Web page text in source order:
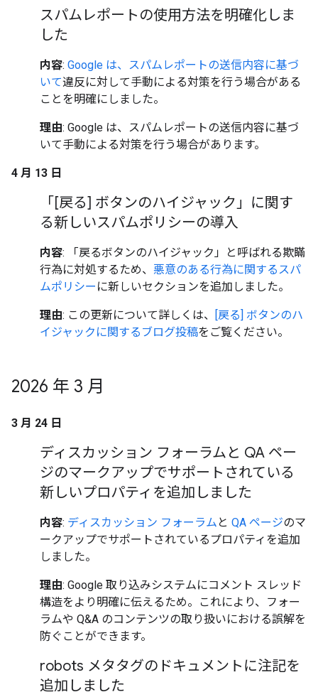
スパムレポートの使用方法を明確化しま
した
内容: Google は、スパムレポートの送信内容に基づ
いて違反に対して手動による対策を行う場合がある
ことを明確にしました。
理由: Google は、スパムレポートの送信内容に基づ
いて手動による対策を行う場合があります。
4 月 13 日
「[戻る] ボタンのハイジャック」に関す
る新しいスパムポリシーの導入
内容: 「戻るボタンのハイジャック」と呼ばれる欺瞞
行為に対処するため、 悪意のある行為に関するスパ
ムポリシー に新しいセクションを追加しました。
理由: この更新について詳しくは、
[戻る] ボタンのハ
イジャックに関するブログ投稿をご覧ください。
2026 年 3 月
3 月 24 日
ディスカッション フォーラムと QA ペー
ジのマークアップでサポートされている
新しいプロパティを追加しました
内容: ディスカッション フォーラム と QA ページのマ
ークアップでサポートされているプロパティを追加
しました。
理由: Google 取り込みシステムにコメント スレッド
構造をより明確に伝えるため。これにより、フォー
ラムや Q&A のコンテンツの取り扱いにおける誤解を
防ぐことができます。
robots メタタグのドキュメントに注記を
追加しました